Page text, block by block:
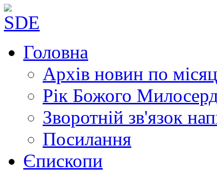
Головна
Архів новин по
Рік Божого
Зворотній зв'язок
Посилання
Єпископи